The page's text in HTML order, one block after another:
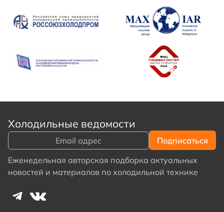
Холодильные ведомости
Еженедельная авторская подборка актуальных
новостей и материалов по холодильной технике